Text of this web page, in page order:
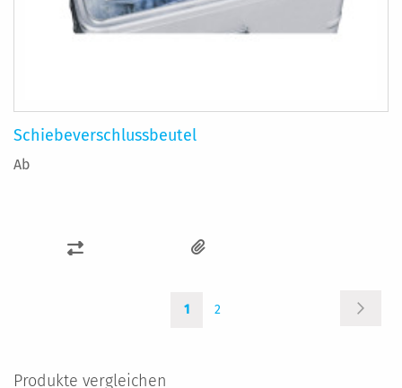
Schiebeverschlussbeutel
Ab
ZUR
HINZUFÜGENSie
lesen
1
Seite
2
Produkte vergleichen